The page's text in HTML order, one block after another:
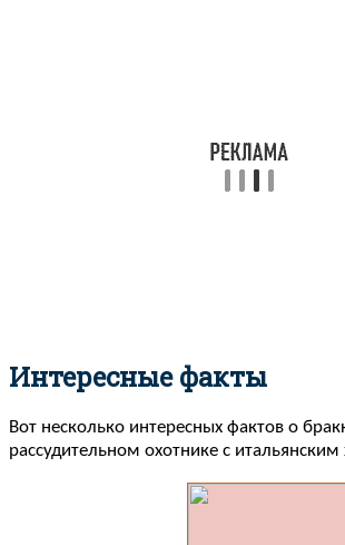
Интересные факты
Вот несколько интересных фактов о
рассудительном охотнике с